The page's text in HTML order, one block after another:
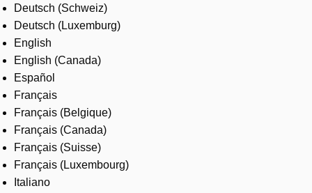
Where to buy
Contact us
Careers
Deutsch (Schweiz)
Deutsch (Luxemburg)
English
English (Canada)
Español
Français
Français (Belgique)
Français (Canada)
Français (Suisse)
Français (Luxembourg)
Italiano